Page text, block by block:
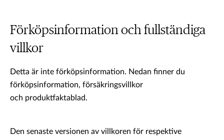
Förköpsinformation och fullständiga
villkor
Detta är inte förköpsinformation. Nedan finner du
förköpsinformation, försäkringsvillkor
och produktfaktablad.
Den senaste versionen av villkoren för respektive